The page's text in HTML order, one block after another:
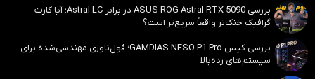
بررسی ASUS ROG Astral RTX 5090 در برابر Astral LC؛ آیا کارت
گرافیک خنک‌تر واقعاً سریع‌تر است؟
بررسی کیس GAMDIAS NESO P1 Pro؛ فول‌تاوری مهندسی‌شده برای
سیستم‌های رده‌بالا